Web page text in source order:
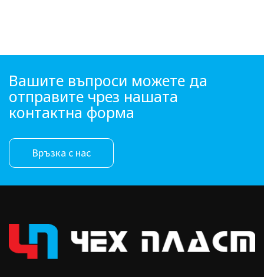
Вашите въпроси можете да
отправите чрез нашата
контактна форма
Връзка с нас